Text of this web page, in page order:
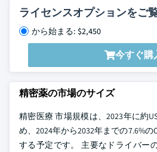
ライセンスオプションをご
から始まる: $2,450
今すぐ購
精密薬の市場のサイズ
精密医療 市場規模は、2023年に約
め、2024年から2032年までの7.6%
する予定です。 主要なドライバー